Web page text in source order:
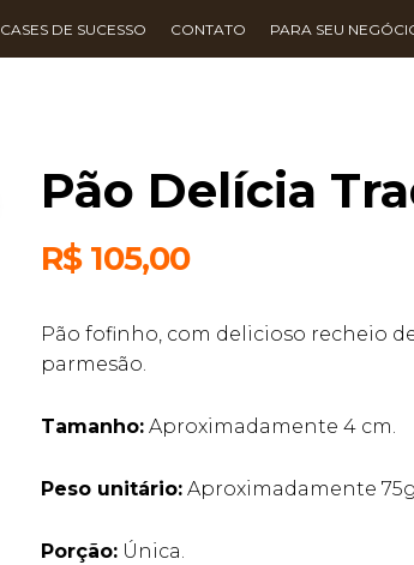
CASES DE SUCESSO CONTATO PARA SEU
Pão Delícia
R$105,00
Pão fofinho, com delicioso recheio
parmesão.
Tamanho:Aproximadamente 4 cm.
Peso unitário:Aproximadamente
Porção:Única.